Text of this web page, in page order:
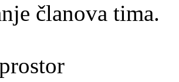
članova tima.